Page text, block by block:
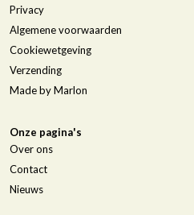
Privacy
Algemene voorwaarden
Cookiewetgeving
Verzending
Made by Marlon
Onze pagina's
Over ons
Contact
Nieuws